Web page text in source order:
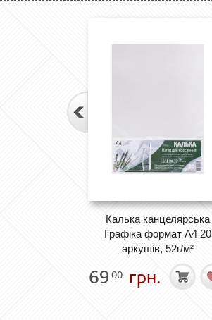
Калька канцелярська
Графіка формат А4 20
аркушів, 52г/м²
69 00 грн.